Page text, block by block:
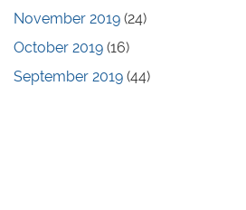
November 2019 (24)
October 2019 (16)
September 2019 (44)